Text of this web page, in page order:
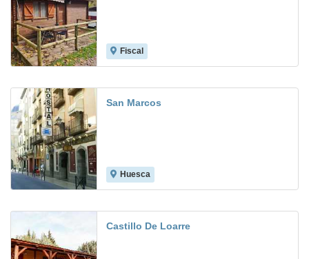
Fiscal
San Marcos
Huesca
Castillo De Loarre